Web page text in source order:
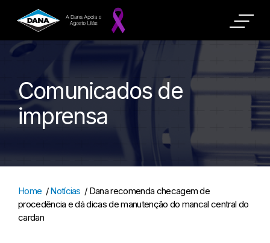
Comunicados de
imprensa
Home /Notícias / Dana recomenda checagem de
procedência e dá dicas de manutenção do mancal central do
cardan